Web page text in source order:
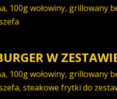
100g wołowiny,
W
100g wołowiny,
steakowe frytki do